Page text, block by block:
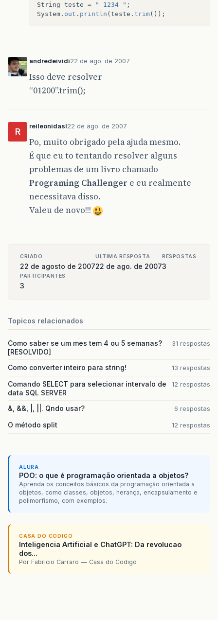
String teste = " 1234 " ;
System . out . println ( teste . trim());
andredeividi22 de ago. de 2007
Isso deve resolver
“01200”.trim();
R
reileonidasI22 de ago. de 2007
Po, muito obrigado pela ajuda mesmo.
É que eu to tentando resolver alguns
problemas de um livro chamado
Programing Challenger e eu realmente
necessitava disso.
Valeu de novo!!!
CRIADO
22 de agosto de 2007
ULTIMA RESPOSTA
22 de ago. de 2007
RESPOSTAS
3
PARTICIPANTES
3
Topicos relacionados
Como saber se um mes tem 4 ou 5 semanas?
[RESOLVIDO]
31 respostas
Como converter inteiro para string! 13 respostas
Comando SELECT para selecionar intervalo de
data SQL SERVER
12 respostas
&, &&, |, ||. Qndo usar? 6 respostas
O método split 12 respostas
ALURA
POO: o que é programação orientada a objetos?
Aprenda os conceitos básicos da programação orientada a
objetos, como classes, objetos, herança, encapsulamento e
polimorfismo, com exemplos.
CASA DO CODIGO
Inteligencia Artificial e ChatGPT: Da revolucao
dos...
Por Fabricio Carraro — Casa do Codigo